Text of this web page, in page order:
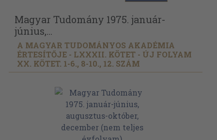
Magyar Tudomány 1975. január-
június,...
A MAGYAR TUDOMÁNYOS AKADÉMIA
ÉRTESÍTŐJE - LXXXII. KÖTET - ÚJ FOLYAM
XX. KÖTET. 1-6., 8-10., 12. SZÁM